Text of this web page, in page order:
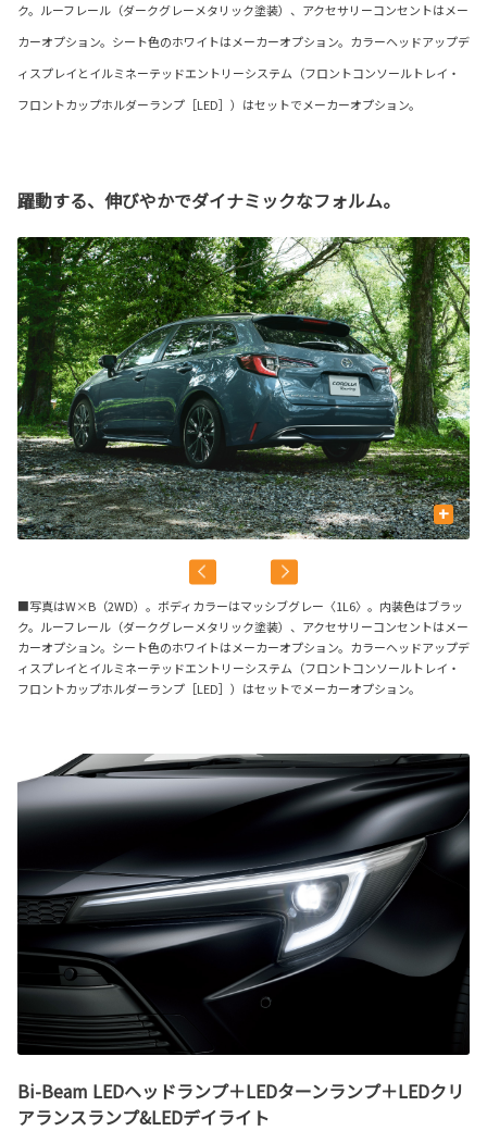
ク。ルーフレール（ダークグレーメタリック塗装）、アクセサリーコンセントはメー
カーオプション。シート色のホワイトはメーカーオプション。カラーヘッドアップデ
ィスプレイとイルミネーテッドエントリーシステム（フロントコンソールトレイ・
フロントカップホルダーランプ［LED］）はセットでメーカーオプション。
躍動する、伸びやかでダイナミックなフォルム。
+
■写真はW×B（2WD）。ボディカラーはマッシブグレー〈1L6〉。内装色はブラッ
ク。ルーフレール（ダークグレーメタリック塗装）、アクセサリーコンセントはメー
カーオプション。シート色のホワイトはメーカーオプション。カラーヘッドアップデ
ィスプレイとイルミネーテッドエントリーシステム（フロントコンソールトレイ・
フロントカップホルダーランプ［LED］）はセットでメーカーオプション。
Bi-Beam LEDヘッドランプ＋LEDターンランプ＋LEDクリ
アランスランプ&LEDデイライト